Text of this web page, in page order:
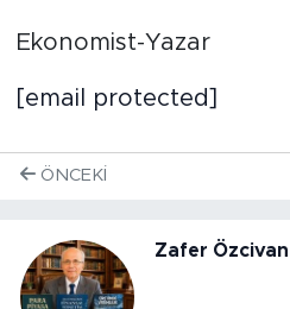
Ekonomist-Yazar
[email protected]
ÖNCEKI
Zafer Özcivan